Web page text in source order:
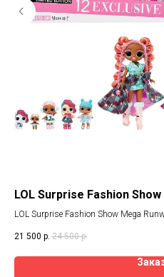
LOL Surprise Fashion
LOL Surprise Fashion Show Mega
21 500 р. 24 500 р.